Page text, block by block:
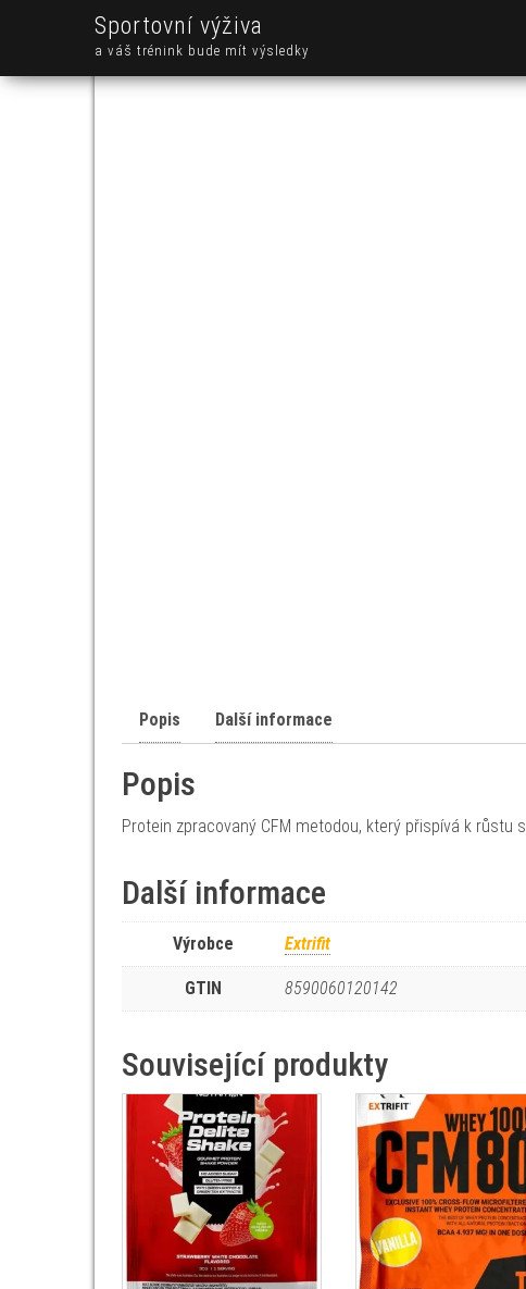
Sportovní výživa
a váš trénink bude mít výsledky
Popis Další informace
Popis
Protein zpracovaný CFM metodou, který přispívá k růstu
Další informace
Výrobce Extrifit
GTIN 8590060120142
Související produkty